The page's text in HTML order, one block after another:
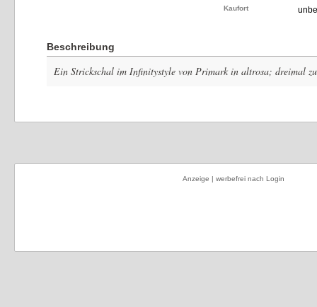
Kaufort
Beschreibung
Ein Strickschal im Infinitystyle von Primark in altrosa; dreimal
Anzeige | werbefrei nach Login